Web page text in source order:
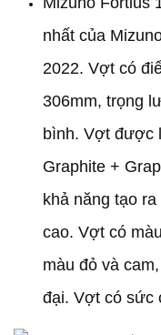
nhất của
2022. Vợt có
306mm, trọng
bình. Vợt được
Graphite +
khả năng tạo
cao. Vợt có
màu đỏ và
đại. Vợt có sức